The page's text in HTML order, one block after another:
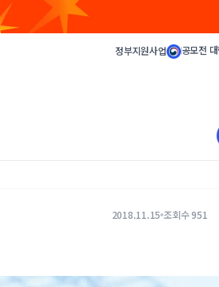
정부지원사업 공모전
2018.11.15 조회수 951